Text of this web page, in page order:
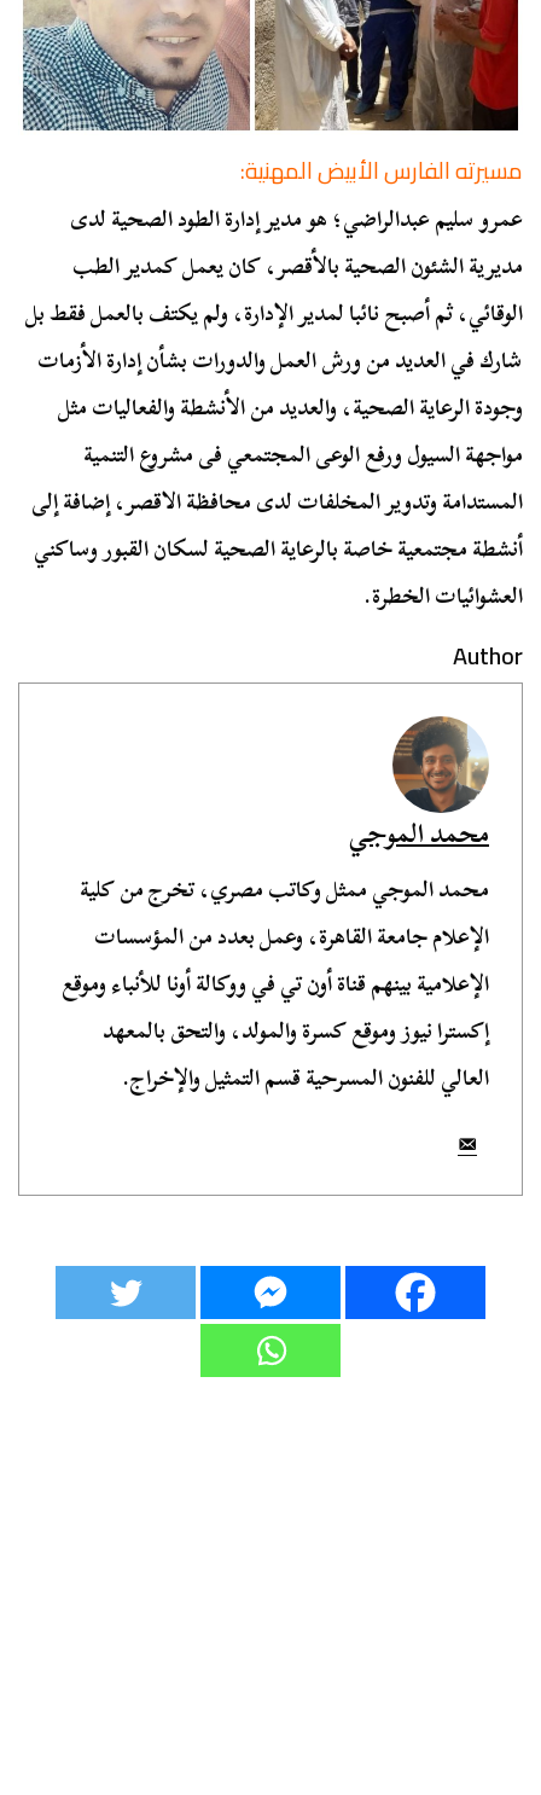
مسيرته الفارس الأبيض المهنية:
عمرو سليم عبدالراضي؛ هو مدير إدارة الطود الصحية لدى
مديرية الشئون الصحية بالأقصر، كان يعمل كمدير الطب
الوقائي، ثم أصبح نائبا لمدير الإدارة، ولم يكتف بالعمل فقط بل
شارك في العديد من ورش العمل والدورات بشأن إدارة الأزمات
وجودة الرعاية الصحية، والعديد من الأنشطة والفعاليات مثل
مواجهة السيول ورفع الوعى المجتمعي فى مشروع التنمية
المستدامة وتدوير المخلفات لدى محافظة الاقصر، إضافة إلى
أنشطة مجتمعية خاصة بالرعاية الصحية لسكان القبور وساكني
العشوائيات الخطرة.
Author
محمد الموجي
محمد الموجي ممثل وكاتب مصري، تخرج من كلية
الإعلام جامعة القاهرة، وعمل بعدد من المؤسسات
الإعلامية بينهم قناة أون تي في ووكالة أونا للأنباء وموقع
إكسترا نيوز وموقع كسرة والمولد، والتحق بالمعهد
العالي للفنون المسرحية قسم التمثيل والإخراج.